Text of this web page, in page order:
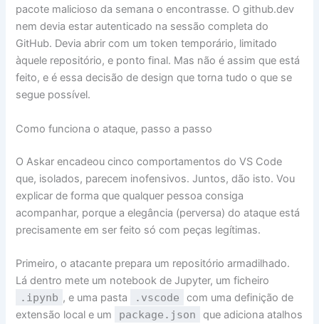
pacote malicioso da semana o encontrasse. O github.dev
nem devia estar autenticado na sessão completa do
GitHub. Devia abrir com um token temporário, limitado
àquele repositório, e ponto final. Mas não é assim que está
feito, e é essa decisão de design que torna tudo o que se
segue possível.
Como funciona o ataque, passo a passo
O Askar encadeou cinco comportamentos do VS Code
que, isolados, parecem inofensivos. Juntos, dão isto. Vou
explicar de forma que qualquer pessoa consiga
acompanhar, porque a elegância (perversa) do ataque está
precisamente em ser feito só com peças legítimas.
Primeiro, o atacante prepara um repositório armadilhado.
Lá dentro mete um notebook de Jupyter, um ficheiro
.ipynb , e uma pasta .vscode
com uma definição de
extensão local e um
package.json
que adiciona atalhos